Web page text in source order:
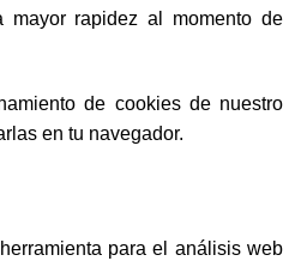
mayor rapidez al momento de
de cookies de nuestro
en tu navegador.
para el análisis web